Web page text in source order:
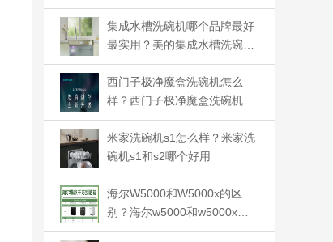
好
集成水槽洗碗机哪个品牌最好
最实用？美的集成水槽洗碗机
哪款好
西门子极净魔盒洗碗机怎么
样？西门子极净魔盒洗碗机好
吗
米家洗碗机s1怎么样？米家洗
碗机s1和s2哪个好用
海尔W5000和W5000x的区
别？海尔w5000和w5000x和w
5000s哪款好用